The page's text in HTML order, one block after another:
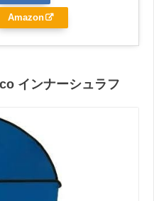
Amazon
インナーシュラフ